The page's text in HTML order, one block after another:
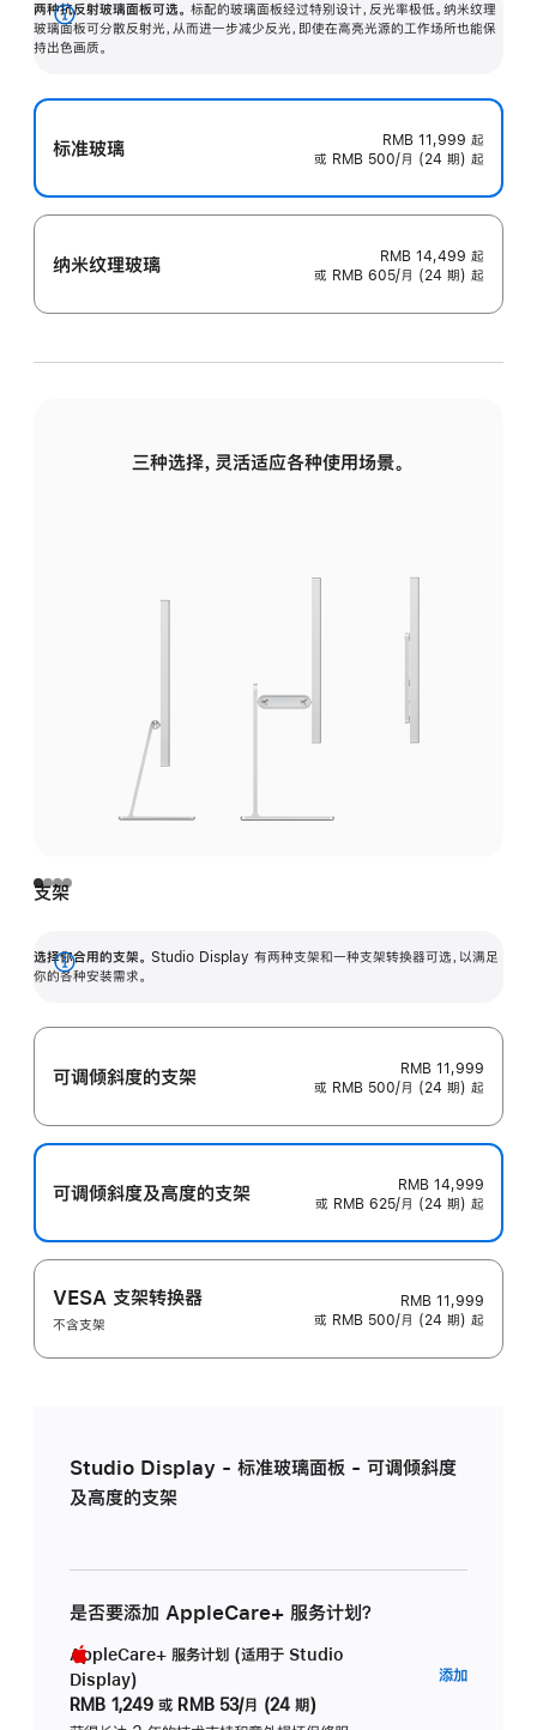
两种抗反射玻璃面板可选。 标配的玻璃面板经过特别设计，反光率极低。纳米纹理
玻璃面板可分散反射光，从而进一步减少反光，即使在高亮光源的工作场所也能保
持出色画质。
展
开
标准玻璃 RMB 11,999 起
或 RMB 500/月 (24 期) 起
纳米纹理玻璃 RMB 14,499 起
或 RMB 605/月 (24 期) 起
三种选择，灵活适应各种使用场景。
支架
选择你合用的支架。 Studio Display 有两种支架和一种支架转换器可选，以满足
你的各种安装需求。
展
可调倾斜度的支架
RMB 11,999
或 RMB 500/月 (24 期) 起
可调倾斜度及高‍度的支‍架
RMB 14,999
或 RMB 625/月 (24 期) 起
VESA 支架转换器
不含支架
RMB 11,999
或 RMB 500/月 (24 期) 起
Studio Display - 标准玻璃面板 - 可调倾斜度
及高度的支架
是否要添加 AppleCare+ 服务计划？
AppleCare+ 服务计划 (适用于 Studio
Display)
RMB 1,249 或 RMB 53/月 (24 期)
添加